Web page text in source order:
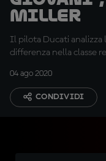
Miller
Il pilota Ducati analizza
differenza nella classe
04 ago 2020
CONDIVIDI